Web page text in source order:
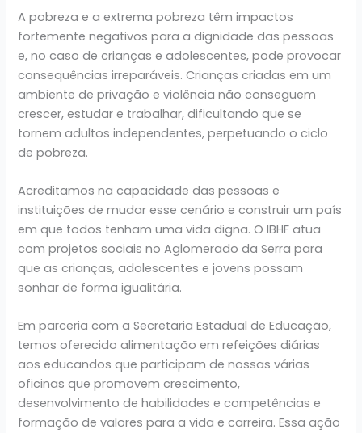
A pobreza e a extrema pobreza têm impactos
fortemente negativos para a dignidade das pessoas
e, no caso de crianças e adolescentes, pode provocar
consequências irreparáveis. Crianças criadas em um
ambiente de privação e violência não conseguem
crescer, estudar e trabalhar, dificultando que se
tornem adultos independentes, perpetuando o ciclo
de pobreza.
Acreditamos na capacidade das pessoas e
instituições de mudar esse cenário e construir um país
em que todos tenham uma vida digna. O IBHF atua
com projetos sociais no Aglomerado da Serra para
que as crianças, adolescentes e jovens possam
sonhar de forma igualitária.
Em parceria com a Secretaria Estadual de Educação,
temos oferecido alimentação em refeições diárias
aos educandos que participam de nossas várias
oficinas que promovem crescimento,
desenvolvimento de habilidades e competências e
formação de valores para a vida e carreira. Essa ação